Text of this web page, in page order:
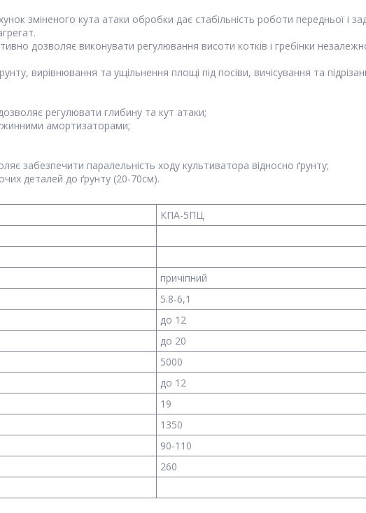
зміненого кута атаки обробки дає стабільність роботи передньої і
дозволяє виконувати регулювання висоти котків і гребінки
вирівнювання та ущільнення площі під посіви, вичісування та
регулювати глибину та кут атаки;
амортизаторами;
забезпечити паралельність ходу культиватора відносно ґрунту;
деталей до ґрунту (20-70см).
КПА-5ПЦ
причіпний
5.8-6,1
до 12
до 20
5000
до 12
19
1350
90-110
260